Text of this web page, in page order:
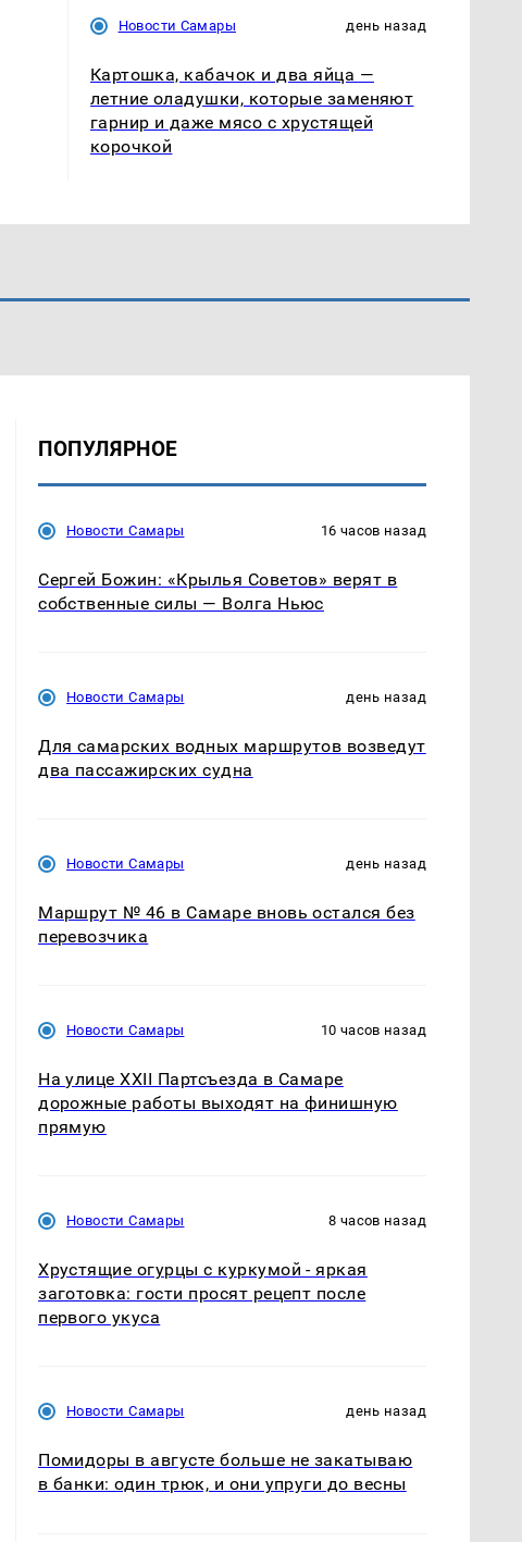
Новости Самары день назад
Картошка, кабачок и два яйца —
летние оладушки, которые заменяют
гарнир и даже мясо с хрустящей
корочкой
ПОПУЛЯРНОЕ
Новости Самары 16 часов назад
Сергей Божин: «Крылья Советов» верят в
собственные силы — Волга Ньюс
Новости Самары день назад
Для самарских водных маршрутов возведут
два пассажирских судна
Новости Самары день назад
Маршрут № 46 в Самаре вновь остался без
перевозчика
Новости Самары 10 часов назад
На улице XXII Партсъезда в Самаре
дорожные работы выходят на финишную
прямую
Новости Самары 8 часов назад
Хрустящие огурцы с куркумой - яркая
заготовка: гости просят рецепт после
первого укуса
Новости Самары день назад
Помидоры в августе больше не закатываю
в банки: один трюк, и они упруги до весны